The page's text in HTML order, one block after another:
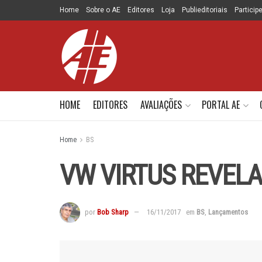
Home Sobre o AE Editores Loja Publieditoriais
HOME EDITORES AVALIAÇÕES PORTAL AE
Home BS
VW VIRTUS
por Bob Sharp 16/11/2017 em BS, Lançamentos